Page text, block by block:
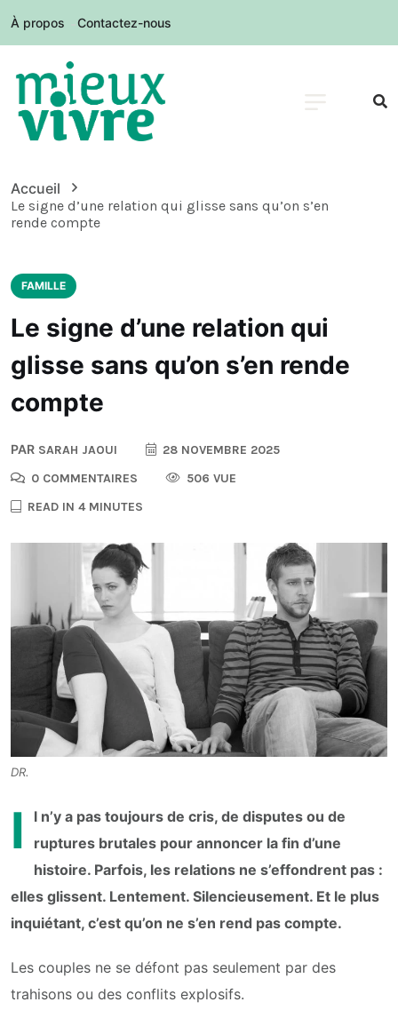
À propos Contactez-nous
Accueil
Le signe d’une relation qui glisse sans qu’on s’en
rende compte
FAMILLE
Le signe d’une relation qui
glisse sans qu’on s’en rende
compte
PAR SARAH JAOUI
28 NOVEMBRE 2025
0 COMMENTAIRES
506 VUE
READ IN 4 MINUTES
DR.
I
l n’y a pas toujours de cris, de disputes ou de
ruptures brutales pour annoncer la fin d’une
histoire. Parfois, les relations ne s’effondrent pas :
elles glissent. Lentement. Silencieusement. Et le plus
inquiétant, c’est qu’on ne s’en rend pas compte.
Les couples ne se défont pas seulement par des
trahisons ou des conflits explosifs.